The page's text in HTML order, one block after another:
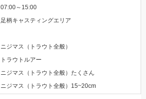
07:00～15:00
足柄キャスティングエリア
ニジマス（トラウト全般）
トラウトルアー
ニジマス（トラウト全般）たくさん
ニジマス（トラウト全般）15~20cm